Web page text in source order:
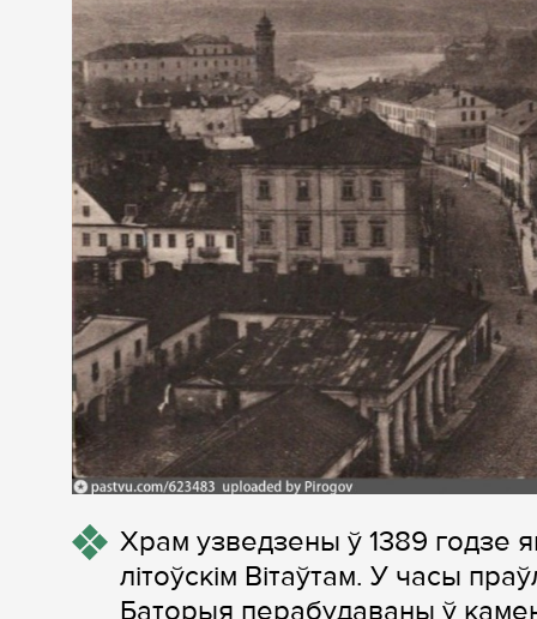
Храм узведзены ў 1389 годзе
літоўскім Вітаўтам. У часы
Баторыя перабудаваны ў